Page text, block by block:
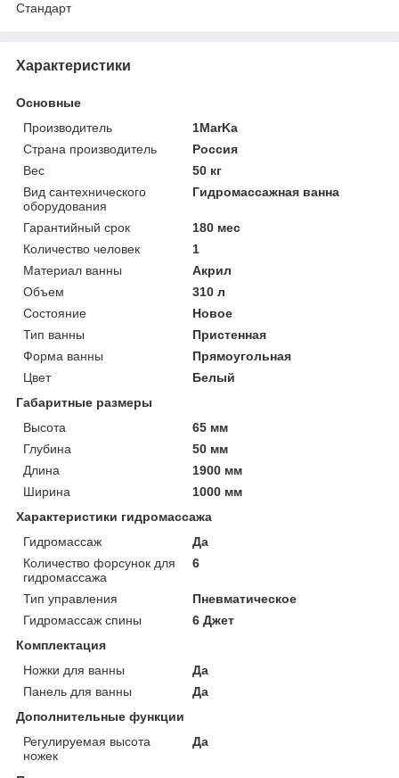
Стандарт
Характеристики
Основные
Производитель
1MarKa
Страна производитель
Россия
Вес
50 кг
Вид сантехнического
оборудования
Гидромассажная ванна
Гарантийный срок
180 мес
Количество человек
1
Материал ванны
Акрил
Объем
310 л
Состояние
Новое
Тип ванны
Пристенная
Форма ванны
Прямоугольная
Цвет
Белый
Габаритные размеры
Высота
65 мм
Глубина
50 мм
Длина
1900 мм
Ширина
1000 мм
Характеристики гидромассажа
Гидромассаж
Да
Количество форсунок для
гидромассажа
6
Тип управления
Пневматическое
Гидромассаж спины
6 Джет
Комплектация
Ножки для ванны
Да
Панель для ванны
Да
Дополнительные функции
Регулируемая высота
ножек
Да